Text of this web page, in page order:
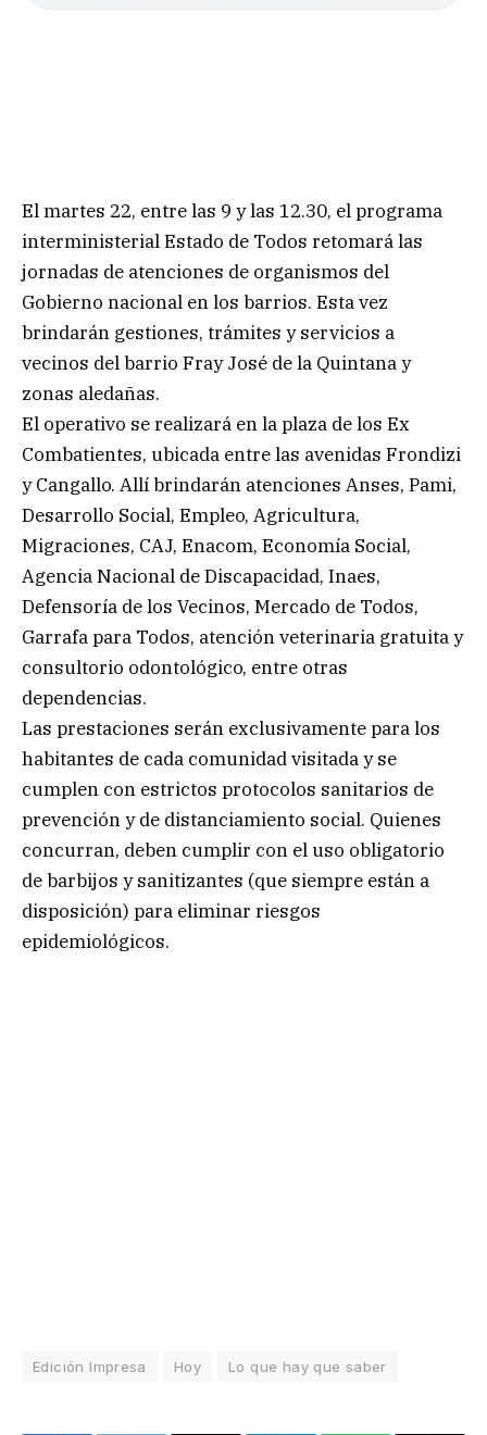
El martes 22, entre las 9 y las 12.30, el programa
interministerial Estado de Todos retomará las
jornadas de atenciones de organismos del
Gobierno nacional en los barrios. Esta vez
brindarán gestiones, trámites y servicios a
vecinos del barrio Fray José de la Quintana y
zonas aledañas.
El operativo se realizará en la plaza de los Ex
Combatientes, ubicada entre las avenidas Frondizi
y Cangallo. Allí brindarán atenciones Anses, Pami,
Desarrollo Social, Empleo, Agricultura,
Migraciones, CAJ, Enacom, Economía Social,
Agencia Nacional de Discapacidad, Inaes,
Defensoría de los Vecinos, Mercado de Todos,
Garrafa para Todos, atención veterinaria gratuita y
consultorio odontológico, entre otras
dependencias.
Las prestaciones serán exclusivamente para los
habitantes de cada comunidad visitada y se
cumplen con estrictos protocolos sanitarios de
prevención y de distanciamiento social. Quienes
concurran, deben cumplir con el uso obligatorio
de barbijos y sanitizantes (que siempre están a
disposición) para eliminar riesgos
epidemiológicos.
Edición Impresa Hoy Lo que hay que saber